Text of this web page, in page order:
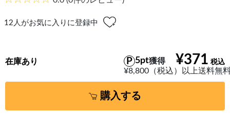
12 人がお気に入りに登録中
¥371
5pt獲得
¥8,800（税込）以上送料無
在庫あり
購入する